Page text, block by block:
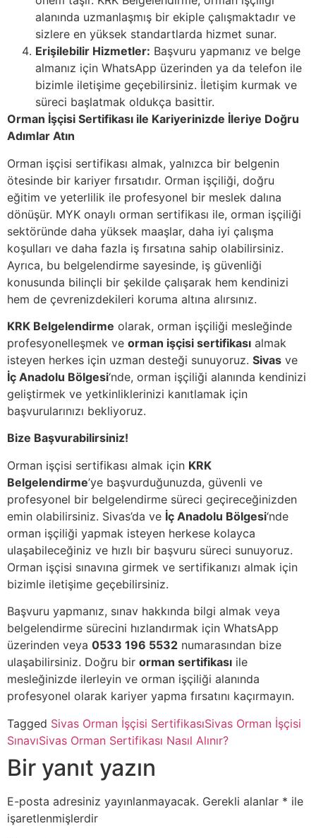
alanında uzmanlaşmış bir ekiple çalışmaktadır ve
sizlere en yüksek standartlarda hizmet sunar.
Erişilebilir Hizmetler: Başvuru yapmanız ve belge
almanız için WhatsApp üzerinden ya da telefon ile
bizimle iletişime geçebilirsiniz. İletişim kurmak ve
süreci başlatmak oldukça basittir.
Orman İşçisi Sertifikası ile Kariyerinizde İleriye Doğru
Adımlar Atın
Orman işçisi sertifikası almak, yalnızca bir belgenin
ötesinde bir kariyer fırsatıdır. Orman işçiliği, doğru
eğitim ve yeterlilik ile profesyonel bir meslek dalına
dönüşür. MYK onaylı orman sertifikası ile, orman işçiliği
sektöründe daha yüksek maaşlar, daha iyi çalışma
koşulları ve daha fazla iş fırsatına sahip olabilirsiniz.
Ayrıca, bu belgelendirme sayesinde, iş güvenliği
konusunda bilinçli bir şekilde çalışarak hem kendinizi
hem de çevrenizdekileri koruma altına alırsınız.
KRK Belgelendirme olarak, orman işçiliği mesleğinde
profesyonelleşmek ve orman işçisi sertifikası almak
isteyen herkes için uzman desteği sunuyoruz. Sivas ve
İç Anadolu Bölgesi‘nde, orman işçiliği alanında kendinizi
geliştirmek ve yetkinliklerinizi kanıtlamak için
başvurularınızı bekliyoruz.
Bize Başvurabilirsiniz!
Orman işçisi sertifikası almak için KRK
Belgelendirme’ye başvurduğunuzda, güvenli ve
profesyonel bir belgelendirme süreci geçireceğinizden
emin olabilirsiniz. Sivas’da ve İç Anadolu Bölgesi‘nde
orman işçiliği yapmak isteyen herkese kolayca
ulaşabileceğiniz ve hızlı bir başvuru süreci sunuyoruz.
Orman işçisi sınavına girmek ve sertifikanızı almak için
bizimle iletişime geçebilirsiniz.
Başvuru yapmanız, sınav hakkında bilgi almak veya
belgelendirme sürecini hızlandırmak için WhatsApp
üzerinden veya 0533 196 5532 numarasından bize
ulaşabilirsiniz. Doğru bir orman sertifikası ile
mesleğinizde ilerleyin ve orman işçiliği alanında
profesyonel olarak kariyer yapma fırsatını kaçırmayın.
Tagged Sivas Orman İşçisi SertifikasıSivas Orman İşçisi
SınavıSivas Orman Sertifikası Nasıl Alınır?
Bir yanıt yazın
E-posta adresiniz yayınlanmayacak. Gerekli alanlar * ile
işaretlenmişlerdir